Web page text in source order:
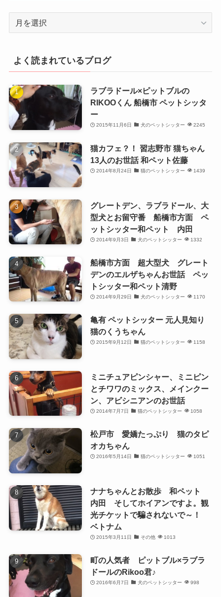
よく読まれているブログ
ラブラドール×ピットブルの
RIKOOくん 船橋市 ペットシッタ
ー
2015年11月6日 犬のペットシッター 2245
猫カフェ？！ 習志野市 猫ちゃん
13人のお世話 和ペット佐藤
2014年8月24日 猫のペットシッター 1439
グレートデン、ラブラドール、大
型犬とお留守番 船橋市方面 ペ
ットシッター和ペット 内田
2014年9月3日 犬のペットシッター 1332
船橋市方面 超大型犬 グレート
デンのエルザちゃんお世話 ペッ
トシッター和ペット清野
2014年9月29日 犬のペットシッター 1170
亀有 ペットシッター 元人見知り
猫のくうちゃん
2015年9月12日 猫のペットシッター 1158
ミニチュアピンシャー、ミニピン
とチワワのミックス、メインクー
ン、アビシニアンのお世話
2014年7月7日 猫のペットシッター 1058
松戸市 愛嬌たっぷり 猫のタピ
オカちゃん
2016年5月14日 猫のペットシッター 1051
ナナちゃんとお散歩 和ペット
内田 そしてホイアンですよ。観
光チケットで騙されないで～！
ベトナム
2015年3月11日 その他 1013
町の人気者 ピットブル×ラブラ
ドールのRikoo君♪
2016年6月7日 犬のペットシッター 998